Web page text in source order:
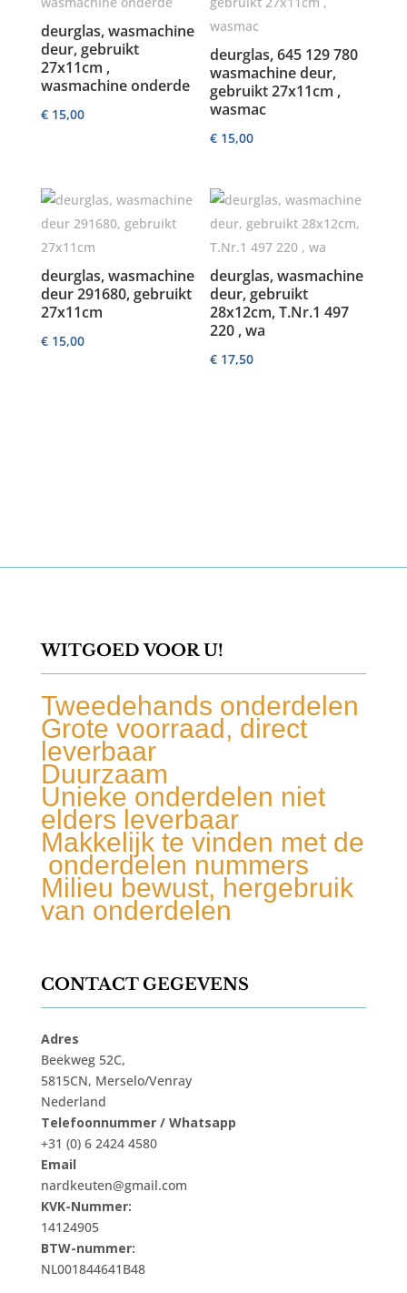
deurglas, wasmachine
deur, gebruikt
27x11cm ,
wasmachine onderde
€15,00
deurglas, 645 129 780
wasmachine deur,
gebruikt 27x11cm ,
wasmac
€ 15,00
deurglas, wasmachine
deur 291680, gebruikt
27x11cm
€15,00
deurglas, wasmachine
deur, gebruikt
28x12cm, T.Nr.1 497
220 , wa
€ 17,50
WITGOED VOOR U!
Tweedehands onderdelen
Grote voorraad, direct
leverbaar
Duurzaam
Unieke onderdelen niet
elders leverbaar
Makkelijk te vinden met de
onderdelen nummers
Milieu bewust, hergebruik
van onderdelen
CONTACT GEGEVENS
Adres
Beekweg 52C,
5815CN, Merselo/Venray
Nederland
Telefoonnummer / Whatsapp
+31 (0) 6 2424 4580
Email
nardkeuten@gmail.com
KVK-Nummer:
14124905
BTW-nummer:
NL001844641B48